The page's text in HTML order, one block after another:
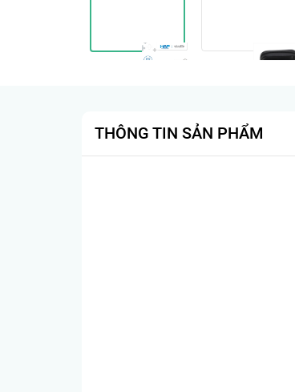
THÔNG TIN SẢN PHẨM